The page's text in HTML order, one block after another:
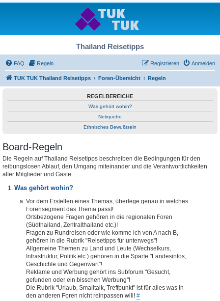
Thailand Reisetipps
FAQ Regeln Anmelden
Registrieren
TUK TUK Thailand Reisetipps Foren-Übersicht Regeln
REGELBEREICHE
Was gehört wohin?
Netiquette
Ethnisches Bewußtsein
Board-Regeln
Die Regeln auf Thailand Reisetipps beschreiben die Bedingungen für den
reibungslosen Ablauf, den Umgang miteinander und die Verantwortlichkeiten
aller Mitglieder und Gäste.
Was gehört wohin?
Vor dem Erstellen eines Themas, überlege genau in welches
Forensegment das Thema passt!
Ortsbezogene Fragen gehören in die regionalen Foren
(Südthailand, Zentralthailand etc.)!
Fragen zu Rundreisen oder wie komme ich von A nach B,
gehören in die Rubrik "Reisetipps für unterwegs"!
Allgemeine Themen zu Land und Leute (Wechselkurs,
Infrastruktur, Politik etc.) gehören in die Sparte "Landesinfos,
Geschichte und Gegenwart"!
Reklame und Werbung gehört ins Subforum "Gesucht,
gefunden oder ein bisschen Werbung"!
Die Rubrik "Urlaub, Smalltalk, Treffpunkt" ist für alles was in
den anderen Foren nicht reinpassen will! #